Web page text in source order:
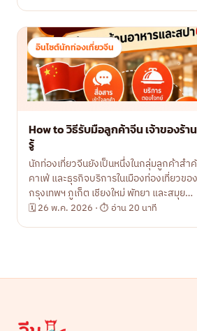
อินไซต์นักท่องเที่ยวจีน
How to วิธีรับมือลูกค้าจีน เจ้าของร้า
รู้
นักท่องเที่ยวจีนยังเป็นหนึ่งในกลุ่มลูกค้าส
คาเฟ่ และธุรกิจบริการในเมืองท่องเที่ยวขอ
กรุงเทพฯ ภูเก็ต เชียงใหม่ พัทยา และสมุย…
🗓 26 พ.ค. 2026 · ⏱ อ่าน 20 นาที